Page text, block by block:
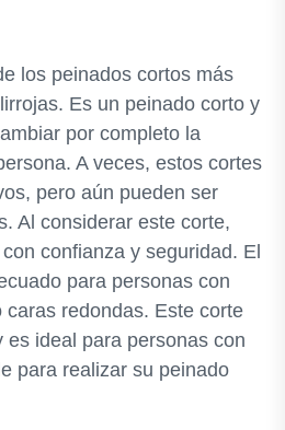
los peinados cortos más
Es un peinado corto y
por completo la
A veces, estos cortes
pero aún pueden ser
Al considerar este corte,
confianza y seguridad. El
para personas con
redondas. Este corte
es ideal para personas con
para realizar su peinado